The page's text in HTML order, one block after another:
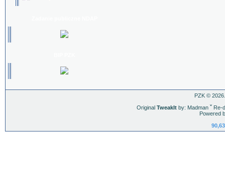
PZK ©
Original TweakItby: Madman ˇRe-
Powered